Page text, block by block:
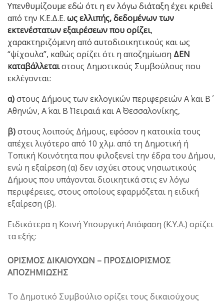
Υπενθυμίζουμε εδώ ότι η εν λόγω διάταξη έχει κριθεί
από την Κ.Ε.Δ.Ε. ως ελλιπής, δεδομένων των
εκτενέστατων εξαιρέσεων που ορίζει,
χαρακτηριζόμενη από αυτοδιοικητικούς και ως
“ψίχουλα”, καθώς ορίζει ότι η αποζημίωση ΔΕΝ
καταβάλλεταιστους Δημοτικούς Συμβούλους που
εκλέγονται:
α)στους Δήμους των εκλογικών περιφερειών Α΄ και Β΄
Αθηνών, Α΄ και Β΄ Πειραιά και Α΄ Θεσσαλονίκης,
β)στους λοιπούς Δήμους, εφόσον η κατοικία τους
απέχει λιγότερο από 10 χλμ. από τη Δημοτική ή
Τοπική Κοινότητα που φιλοξενεί την έδρα του Δήμου,
ενώ η εξαίρεση (α) δεν ισχύει στους νησιωτικούς
Δήμους που υπάγονται διοικητικά στις εν λόγω
περιφέρειες, στους οποίους εφαρμόζεται η ειδική
εξαίρεση (β).
Ειδικότερα η Κοινή Υπουργική Απόφαση (Κ.Υ.Α.) ορίζει
τα εξής:
ΟΡΙΣΜΟΣ ΔΙΚΑΙΟΥΧΩΝ – ΠΡΟΣΔΙΟΡΙΣΜΟΣ
ΑΠΟΖΗΜΙΩΣΗΣ
Το Δημοτικό Συμβούλιο ορίζει τους δικαιούχους